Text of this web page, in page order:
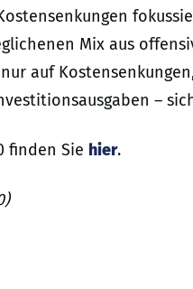
Mix aus
auf
–
finden Sie hier.